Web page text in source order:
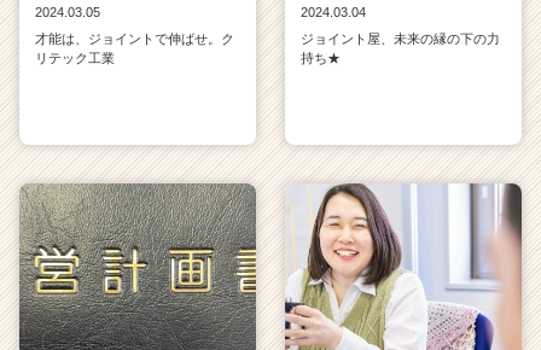
2024.03.05
才能は、ジョイントで伸ばせ。ク
リテック工業
2024.03.04
ジョイント屋、未来の縁の下の力
持ち★